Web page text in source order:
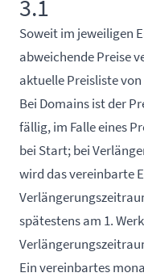
3.1
Soweit im jeweiligen
abweichende Preise
aktuelle Preisliste von
Bei Domains ist der
fällig, im Falle eines
bei Start; bei
wird das vereinbarte
spätestens am 1.
Ein vereinbartes